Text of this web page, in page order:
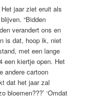
jaar ziet eruit als
“Bidden
verandert ons en
is dat, hoop ik, niet
met een lange
een kiertje open. Het
andere cartoon
dat het jaar zal
bloemen???’ ‘Omdat